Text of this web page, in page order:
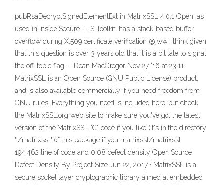
pubRsaDecryptSignedElementExt in MatrixSSL 4.0.1 Open, as
used in Inside Secure TLS Toolkit, has a stack-based buffer
overflow during X.509 certificate verification @jww I think given
that this question is over 3 years old that it is a bit late to signal
the off-topic flag. – Dean MacGregor Nov 27 '16 at 23:11
MatrixSSL is an Open Source (GNU Public License) product,
and is also available commercially if you need freedom from
GNU rules. Everything you need is included here, but check
the MatrixSSL.org web site to make sure you've got the latest
version of the MatrixSSL "C" code if you like (it's in the directory
"./matrixssl" of this package if you matrixssl/matrixssl:
194,462 line of code and 0.08 defect density Open Source
Defect Density By Project Size Jun 22, 2017 · MatrixSSL is a
secure socket layer cryptographic library aimed at embedded